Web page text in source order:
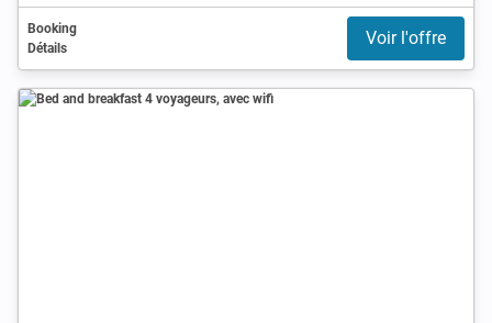
Booking
Détails
Voir l'offre